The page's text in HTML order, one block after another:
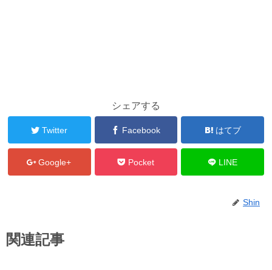
シェアする
Twitter Facebook はてブ
Google+ Pocket LINE
Shin
関連記事